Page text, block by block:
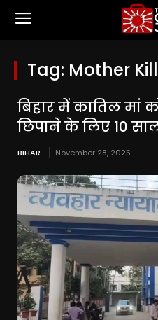
Tag: Mother
बिहार में कातिल मां
छिपाने के लिए 10
BIHAR November 28, 2025